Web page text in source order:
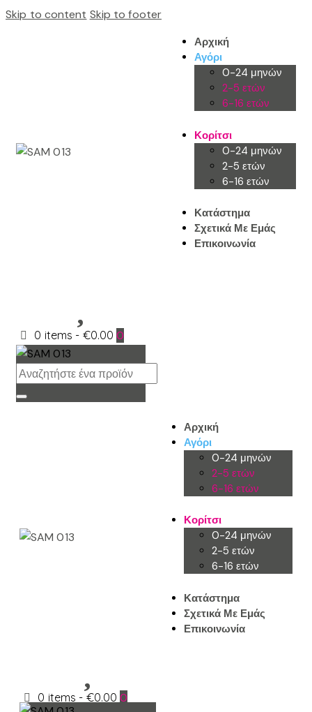
Skip to content Skip to footer
Αρχική
Αγόρι
0-24 μηνών
2-5 ετών
6-16 ετών
Κορίτσι
0-24 μηνών
2-5 ετών
6-16 ετών
Κατάστημα
Σχετικά Με Εμάς
Επικοινωνία
0 items - €0.00 0
Αρχική
Αγόρι
0-24 μηνών
2-5 ετών
6-16 ετών
Κορίτσι
0-24 μηνών
2-5 ετών
6-16 ετών
Κατάστημα
Σχετικά Με Εμάς
Επικοινωνία
0 items - €0.00 0